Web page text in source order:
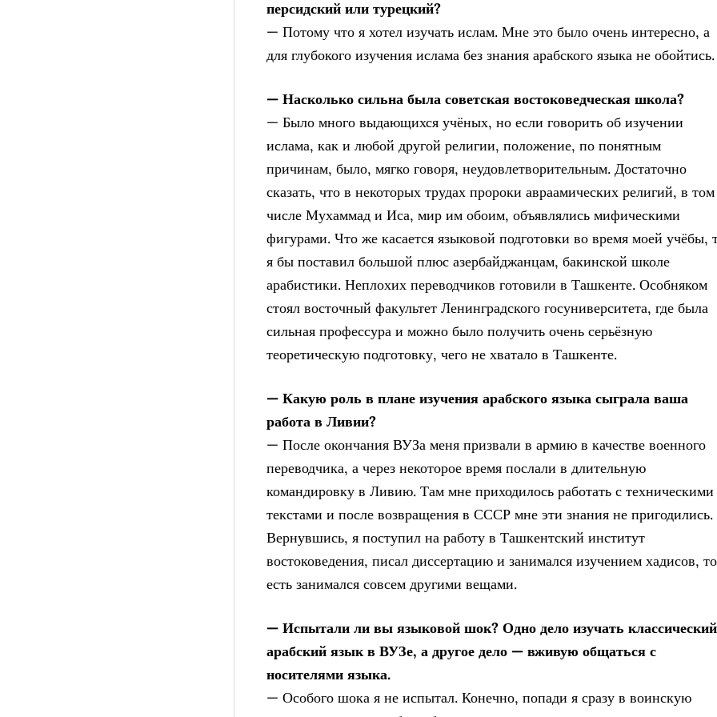
персидский или турецкий?
— Потому что я хотел изучать ислам. Мне это было очень интересно, а
для глубокого изучения ислама без знания арабского языка не обойтись.
— Насколько сильна была советская востоковедческая школа?
— Было много выдающихся учёных, но если говорить об изучении
ислама, как и любой другой религии, положение, по понятным
причинам, было, мягко говоря, неудовлетворительным. Достаточно
сказать, что в некоторых трудах пророки авраамических религий, в том
числе Мухаммад и Иса, мир им обоим, объявлялись мифическими
фигурами. Что же касается языковой подготовки во время моей учёбы,
я бы поставил большой плюс азербайджанцам, бакинской школе
арабистики. Неплохих переводчиков готовили в Ташкенте. Особняком
стоял восточный факультет Ленинградского госуниверситета, где была
сильная профессура и можно было получить очень серьёзную
теоретическую подготовку, чего не хватало в Ташкенте.
— Какую роль в плане изучения арабского языка сыграла ваша
работа в Ливии?
— После окончания ВУЗа меня призвали в армию в качестве военного
переводчика, а через некоторое время послали в длительную
командировку в Ливию. Там мне приходилось работать с техническими
текстами и после возвращения в СССР мне эти знания не пригодились.
Вернувшись, я поступил на работу в Ташкентский институт
востоковедения, писал диссертацию и занимался изучением хадисов, то
есть занимался совсем другими вещами.
— Испытали ли вы языковой шок? Одно дело изучать классический
арабский язык в ВУЗе, а другое дело — вживую общаться с
носителями языка.
— Особого шока я не испытал. Конечно, попади я сразу в воинскую